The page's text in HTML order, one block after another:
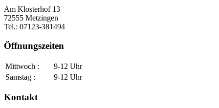
Am Klosterhof 13
72555 Metzingen
Tel.: 07123-381494
Öffnungszeiten
Mittwoch :
9-12 Uhr
Samstag :
9-12 Uhr
Kontakt